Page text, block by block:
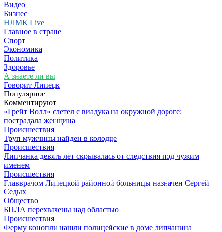
Видео
Бизнес
НЛМК Live
Главное в стране
Спорт
Экономика
Политика
Здоровье
А знаете ли вы
Говорит Липецк
Популярное
Комментируют
«Грейт Волл» слетел с виадука на окружной дороге:
пострадала женщина
Происшествия
Труп мужчины найден в колодце
Происшествия
Липчанка девять лет скрывалась от следствия под чужим
именем
Происшествия
Главврачом Липецкой районной больницы назначен Сергей
Седых
Общество
БПЛА перехвачены над областью
Происшествия
Ферму конопли нашли полицейские в доме липчанина